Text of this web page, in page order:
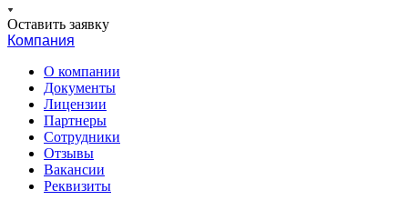
Оставить заявку
Компания
О компании
Документы
Лицензии
Партнеры
Сотрудники
Отзывы
Вакансии
Реквизиты